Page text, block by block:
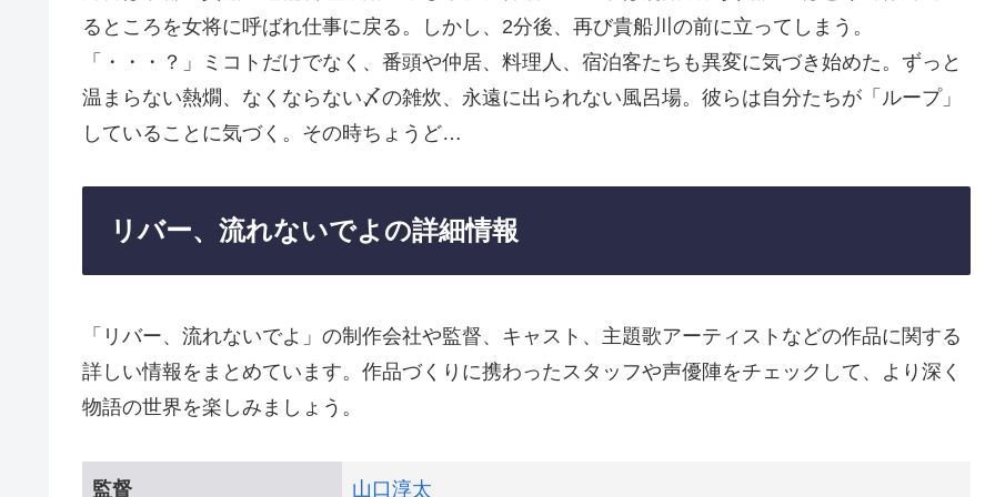
るところを女将に呼ばれ仕事に戻る。しかし、2分後、再び貴船川の前に立ってしまう。
「・・・？」ミコトだけでなく、番頭や仲居、料理人、宿泊客たちも異変に気づき始めた。ずっと
温まらない熱燗、なくならない〆の雑炊、永遠に出られない風呂場。彼らは自分たちが「ループ」
していることに気づく。その時ちょうど…
リバー、流れないでよの詳細情報
「リバー、流れないでよ」の制作会社や監督、キャスト、主題歌アーティストなどの作品に関する
詳しい情報をまとめています。作品づくりに携わったスタッフや声優陣をチェックして、より深く
物語の世界を楽しみましょう。
監督 山口淳太